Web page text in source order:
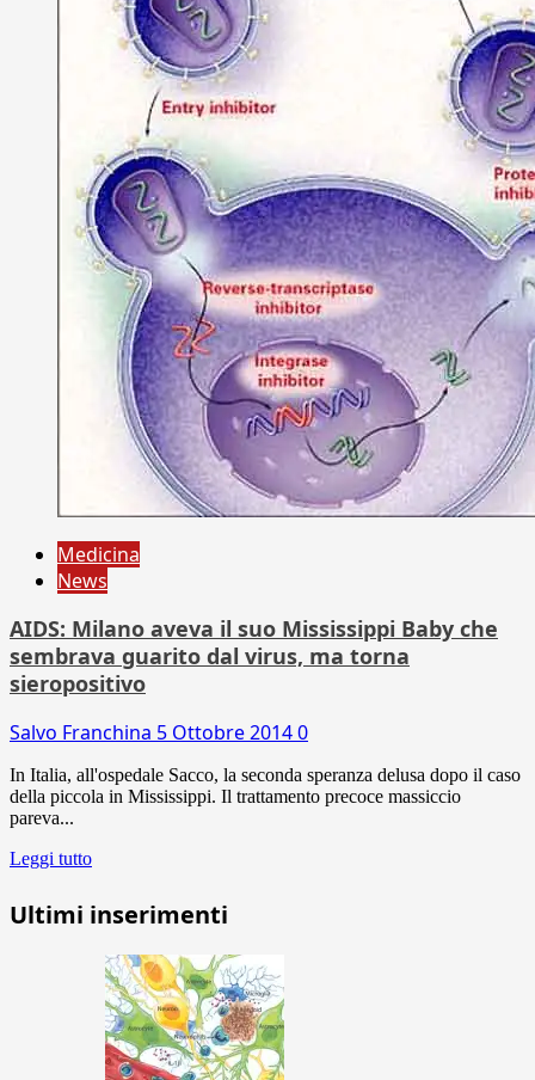
Medicina
News
AIDS: Milano aveva il suo Mississippi Baby che
sembrava guarito dal virus, ma torna
sieropositivo
Salvo Franchina 5 Ottobre 20140
In Italia, all'ospedale Sacco, la seconda speranza delusa dopo il caso
della piccola in Mississippi. Il trattamento precoce massiccio
pareva...
Leggi tutto
Ultimi inserimenti